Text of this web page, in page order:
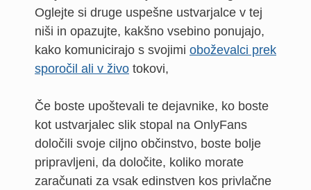
Oglejte si druge uspešne ustvarjalce v tej
niši in opazujte, kakšno vsebino ponujajo,
kako komunicirajo s svojimi oboževalci prek
sporočil ali v živo tokovi,
Če boste upoštevali te dejavnike, ko boste
kot ustvarjalec slik stopal na OnlyFans
določili svoje ciljno občinstvo, boste bolje
pripravljeni, da določite, koliko morate
zaračunati za vsak edinstven kos privlačne